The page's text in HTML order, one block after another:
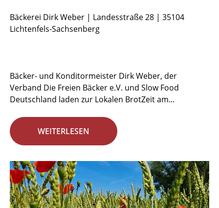
Bäckerei Dirk Weber | Landesstraße 28 | 35104
Lichtenfels-Sachsenberg
Bäcker- und Konditormeister Dirk Weber, der
Verband Die Freien Bäcker e.V. und Slow Food
Deutschland laden zur Lokalen BrotZeit am...
WEITERLESEN